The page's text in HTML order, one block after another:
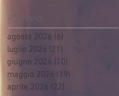
Archivio
agosto 2026 (6)
luglio 2026 (21)
giugno 2026 (10)
maggio 2026 (19)
aprile 2026 (22)